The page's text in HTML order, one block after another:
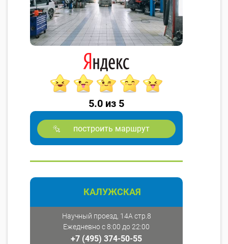
5.0 из 5
построить маршрут
КАЛУЖСКАЯ
Научный проезд, 14А стр.8
Ежедневно с 8:00 до 22:00
+7 (495) 374-50-55